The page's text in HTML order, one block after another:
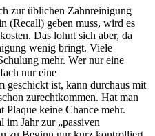
zur üblichen Zahnreinigung
(Recall) geben muss, wird es
Das lohnt sich aber, da
wenig bringt. Viele
mehr. Wer nur eine
nur eine
geschickt ist, kann durchaus mit
zurechtkommen. Hat man
Plaque keine Chance mehr.
im Jahr zur „passiven